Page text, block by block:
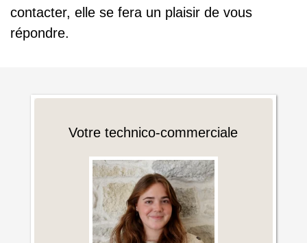
contacter, elle se fera un plaisir de vous
répondre.
Votre technico-commerciale